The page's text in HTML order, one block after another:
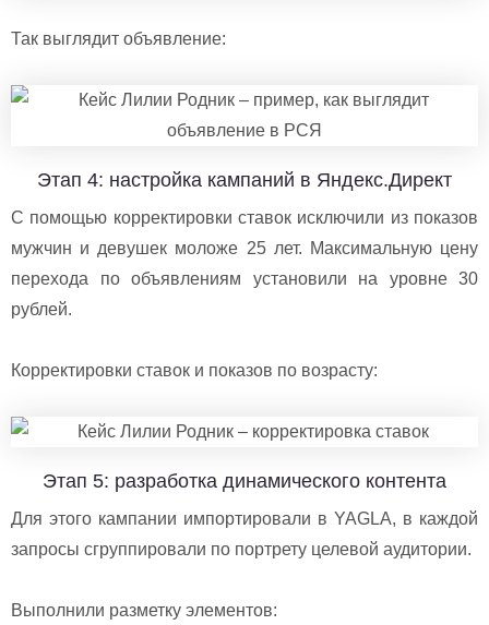
Так выглядит объявление:
Этап 4: настройка кампаний в Яндекс.Директ
С помощью корректировки ставок исключили из показов
мужчин и девушек моложе 25 лет. Максимальную цену
перехода по объявлениям установили на уровне 30
рублей.
Корректировки ставок и показов по возрасту:
Этап 5: разработка динамического контента
Для этого кампании импортировали в YAGLA, в каждой
запросы сгруппировали по портрету целевой аудитории.
Выполнили разметку элементов: